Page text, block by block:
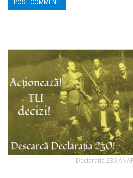
Declaratia 230